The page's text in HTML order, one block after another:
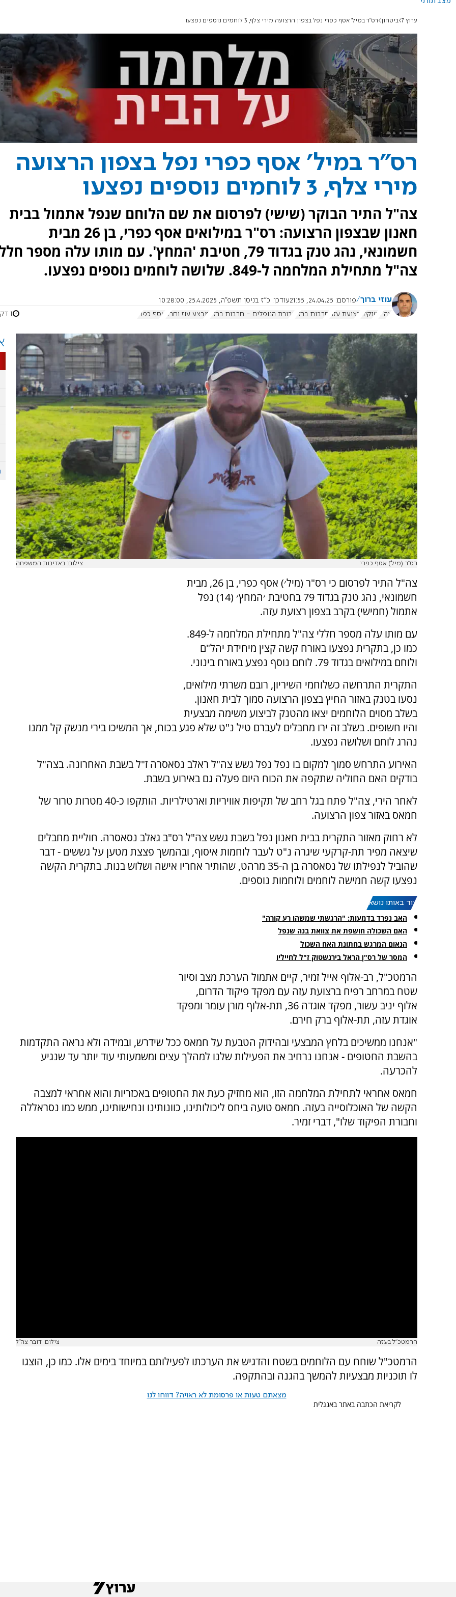
ערוץ 7 ביטחון רס"ר במיל' אסף כפרי נפל בצפון הרצועה מירי צלף, 3 לוחמים נוספים נפצעו
רס"ר במיל' אסף כפרי נפל בצפון הרצועה
מירי צלף, 3 לוחמים נוספים נפצעו
צה"ל התיר הבוקר (שישי) לפרסום את שם הלוחם שנפל אתמול בבית
חאנון שבצפון הרצועה: רס"ר במילואים אסף כפרי, בן 26 מבית
חשמונאי, נהג טנק בגדוד 79, חטיבת 'המחץ'. עם מותו עלה מספר
צה"ל מתחילת המלחמה ל-849. שלושה לוחמים נוספים נפצעו.
עוזי ברוך פורסם: 24.04.25, 21:55 עודכן: כ"ז בניסן תשפ"ה, 25.4.2025, 10:28:00
צה"ל
טנקים רצועת עזה חרבות ברזל גבורת הנופלים - חרבות ברזל מבצע עוז וחרב אסף כפרי 1 דקות
רס"ר (מיל') אסף כפרי צילום: באדיבות המשפחה
צה"ל התיר לפרסום כי רס"ר (מיל׳) אסף כפרי, בן 26, מבית
חשמונאי, נהג טנק בגדוד 79 בחטיבת ׳המחץ׳ (14) נפל
אתמול (חמישי) בקרב בצפון רצועת עזה.
עם מותו עלה מספר חללי צה"ל מתחילת המלחמה ל-849.
כמו כן, בתקרית נפצעו באורח קשה קצין מיחידת יהל"ם
ולוחם במילואים בגדוד 79. לוחם נוסף נפצע באורח בינוני.
התקרית התרחשה כשלוחמי השיריון, רובם משרתי מילואים,
נסעו בטנק באזור החיץ בצפון הרצועה סמוך לבית חאנון.
בשלב מסוים הלוחמים יצאו מהטנק לביצוע משימה מבצעית
והיו חשופים. בשלב זה ירו מחבלים לעברם טיל נ"ט שלא פגע בכוח, אך המשיכו בירי מנשק קל ממנו
נהרג לוחם ושלושה נפצעו.
האירוע התרחש סמוך למקום בו נפל נפל גשש צה"ל ראלב נסאסרה ז"ל בשבת האחרונה. בצה"ל
בודקים האם החוליה שתקפה את הכוח היום פעלה גם באירוע בשבת. ⁠
⁠לאחר הירי, צה"ל פתח בגל רחב של תקיפות אוויריות וארטילריות. הותקפו כ-40 מטרות טרור של
חמאס באזור צפון הרצועה.
לא רחוק מאזור התקרית בבית חאנון נפל בשבת גשש צה"ל רס"ב גאלב נסאסרה. חוליית מחבלים
שיצאה מפיר תת-קרקעי שיגרה נ"ט לעבר לוחמות איסוף, ובהמשך פצצת מטען על גששים - דבר
שהוביל לנפילתו של נסאסרה בן ה-35 מרהט, שהותיר אחריו אישה ושלוש בנות. בתקרית הקשה
נפצעו קשה חמישה לוחמים ולוחמות נוספים.
עוד באותו נושא:
האב נפרד בדמעות: "הרגשתי שמשהו רע קורה"
האם השכולה חושפת את צוואת בנה שנפל
הנאום המרגש בחתונת האח השכול
המסר של רס"ן הראל בירנשטוק ז"ל לחייליו
הרמטכ"ל, רב-אלוף אייל זמיר, קיים אתמול הערכת מצב וסיור
שטח במרחב רפיח ברצועת עזה עם מפקד פיקוד הדרום,
אלוף יניב עשור, מפקד אוגדה 36, תת-אלוף מורן עומר ומפקד
אוגדת עזה, תת-אלוף ברק חירם.
"אנחנו ממשיכים בלחץ המבצעי ובהידוק הטבעת על חמאס ככל שידרש, ובמידה ולא נראה התקדמות
בהשבת החטופים - אנחנו נרחיב את הפעילות שלנו למהלך עצים ומשמעותי עוד יותר עד שנגיע
להכרעה.
חמאס אחראי לתחילת המלחמה הזו, הוא מחזיק כעת את החטופים באכזריות והוא אחראי למצבה
הקשה של האוכלוסייה בעזה. חמאס טועה ביחס ליכולותינו, כוונותינו ונחישותינו, ממש כמו נסראללה
וחבורת הפיקוד שלו", דברי זמיר.
הרמטכ"ל בעזה צילום: דובר צה"ל
הרמטכ"ל שוחח עם הלוחמים בשטח והדגיש את הערכתו לפעילותם במיוחד בימים אלו. כמו כן, הוצגו
לו תוכניות מבצעיות להמשך בהגנה ובהתקפה.
מצאתם טעות או פרסומת לא ראויה? דווחו לנו
לקריאת הכתבה באתר באנגלית